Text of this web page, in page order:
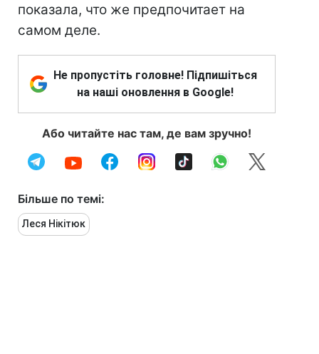
показала, что же предпочитает на
самом деле.
Не пропустіть головне! Підпишіться
на наші оновлення в Google!
Або читайте нас там, де вам зручно!
Більше по темі:
Леся Нікітюк